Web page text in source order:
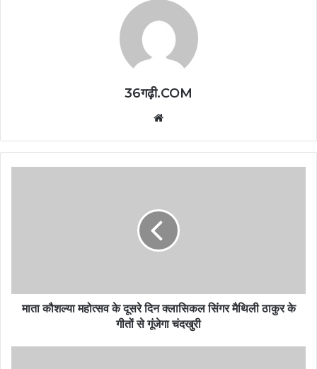
36गढ़ी.COM
माता कौशल्या महोत्सव के दूसरे दिन क्लासिकल सिंगर मैथिली ठाकुर के
गीतों से गूंजेगा चंदखुरी